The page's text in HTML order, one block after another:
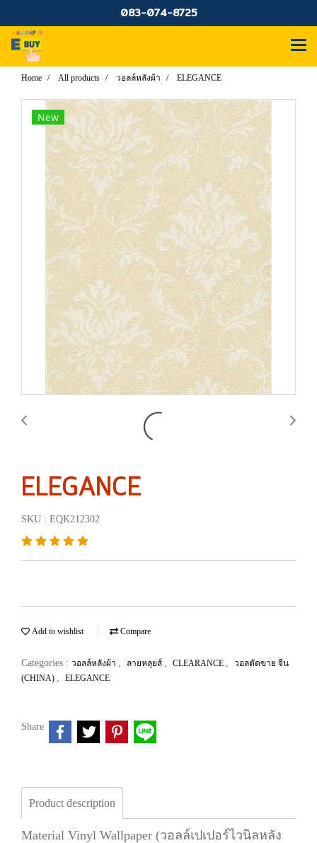
083-074-8725
Home All products วอลล์หลังผ้า ELEGANCE
New
ELEGANCE
SKU : EQK212302
Add to wishlist Compare
Categories : วอลล์หลังผ้า , ลายหลุยส์ , CLEARANCE ,
วอลตัดขาย จีน
(CHINA) , ELEGANCE
Share
Product description
Material Vinyl Wallpaper (วอลล์เปเปอร์ไวนิลหลัง